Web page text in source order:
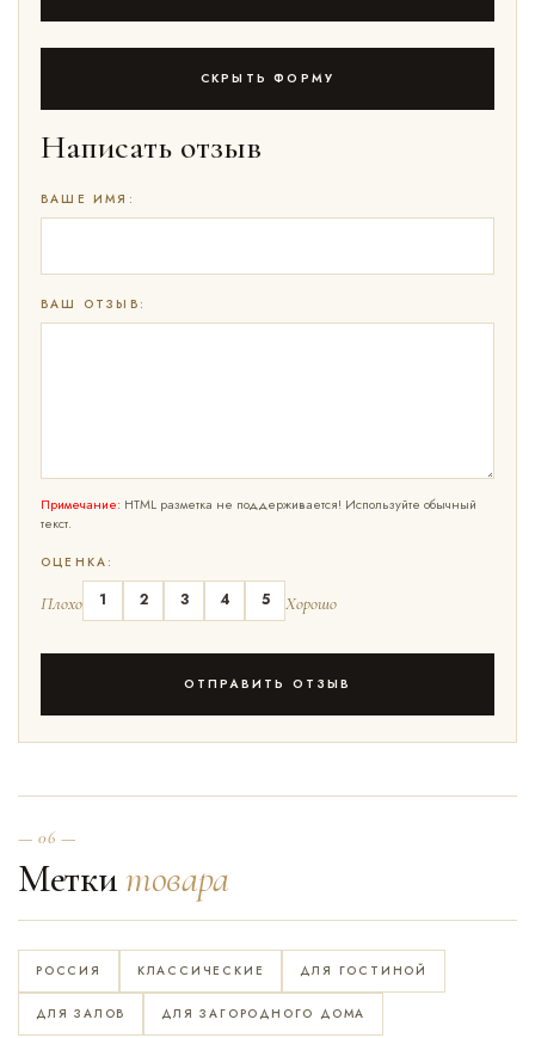
СКРЫТЬ ФОРМУ
Написать отзыв
ВАШЕ ИМЯ:
ВАШ ОТЗЫВ:
Примечание: HTML разметка не поддерживается! Используйте обычный
текст.
ОЦЕНКА:
Плохо 1 2 3 4 5 Хорошо
ОТПРАВИТЬ ОТЗЫВ
— 06 —
Метки товара
РОССИЯ КЛАССИЧЕСКИЕ ДЛЯ ГОСТИНОЙ
ДЛЯ ЗАЛОВ ДЛЯ ЗАГОРОДНОГО ДОМА